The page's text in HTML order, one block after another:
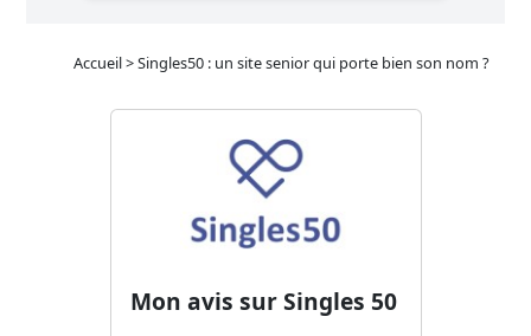
Accueil>Singles50 : un site senior qui porte bien son nom ?
Mon avis sur Singles 50